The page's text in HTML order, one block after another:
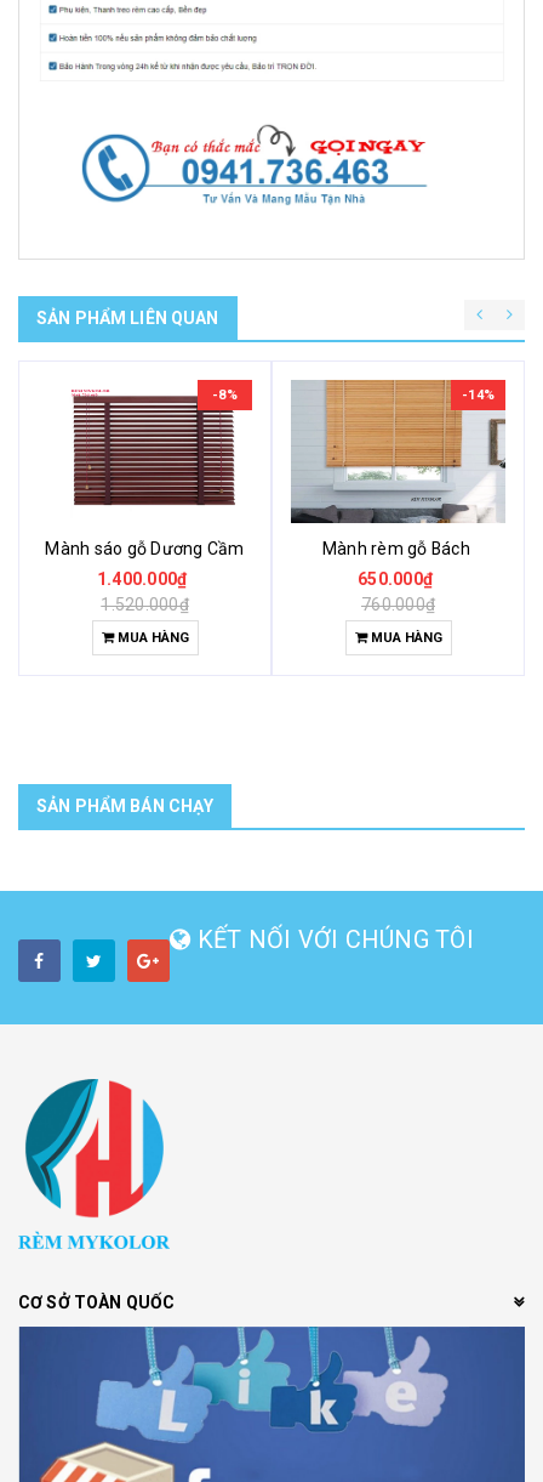
SẢN PHẨM LIÊN QUAN
-8%
Mành sáo gỗ Dương Cầm
1.400.000₫
1.520.000₫
MUA HÀNG
-14%
Mành rèm gỗ Bách
650.000₫
760.000₫
MUA HÀNG
SẢN PHẨM BÁN CHẠY
KẾT NỐI VỚI CHÚNG TÔI
CƠ SỞ TOÀN QUỐC